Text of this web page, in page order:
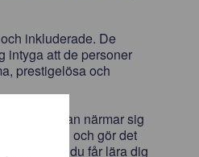
VI
inkluderade. De
intyga att de personer
prestigelösa och
list. Klockan närmar sig
sorl och gör det
där du får lära dig